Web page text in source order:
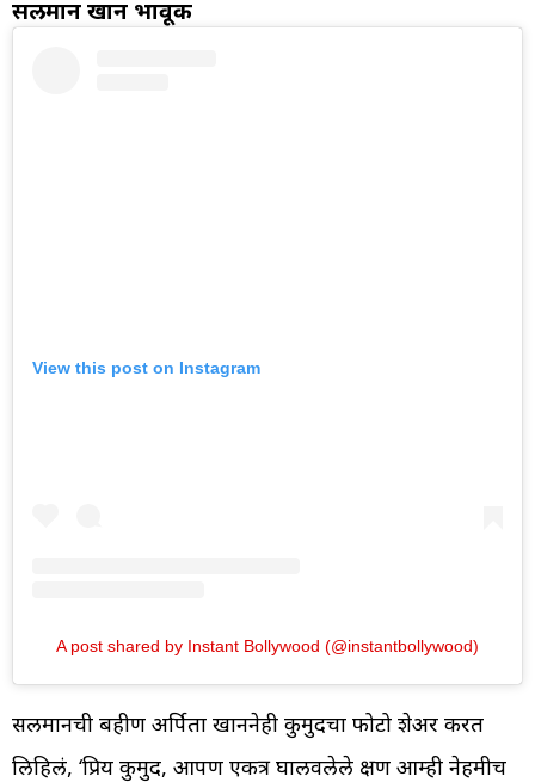
सलमान खान भावूक
View this post on Instagram
A post shared by Instant Bollywood (@instantbollywood)
सलमानची बहीण अर्पिता खाननेही कुमुदचा फोटो शेअर करत
लिहिलं, ‘प्रिय कुमुद, आपण एकत्र घालवलेले क्षण आम्ही नेहमीच